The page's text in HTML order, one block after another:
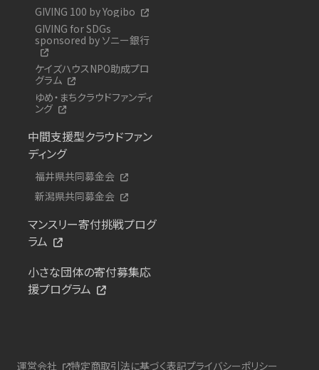
GIVING 100 by Yogibo
GIVING for SDGs
sponsored by ソニー銀行
ケイズハウスNPO助成プロ
グラム
ゆめ・まちクラウドファンディ
ング
中間支援型クラウドファン
ディング
福井県共同募金会
新潟県共同募金会
マンスリー寄付挑戦プログ
ラム
小さな団体の寄付募集応
援プログラム
運営会社 特定商取引法に基づく表記プライバシーポリシー